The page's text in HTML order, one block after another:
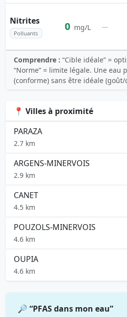
Nitrites
Polluants
0 mg/L —
Comprendre : “Cible idéale” =
“Norme” = limite légale. Une eau
(conforme) sans être idéale
📍 Villes à proximité
PARAZA
2.7 km
ARGENS-MINERVOIS
2.9 km
CANET
4.5 km
POUZOLS-MINERVOIS
4.6 km
OUPIA
4.6 km
🔎 “PFAS dans mon eau”